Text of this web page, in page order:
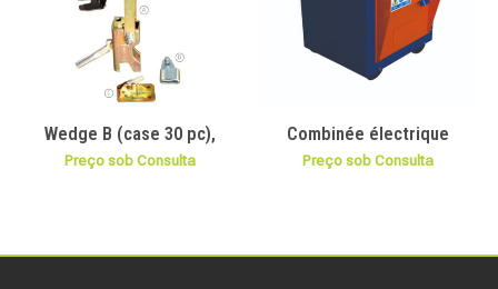
Wedge B (case 30 pc),
Preço sob Consulta
Combinée électrique
Preço sob Consulta